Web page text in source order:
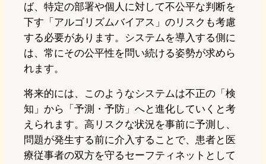
ば、特定の部署や個人に対して不公平な判断を
下す「アルゴリズムバイアス」のリスクも考慮
する必要があります。システムを導入する側に
は、常にその公平性を問い続ける姿勢が求めら
れます。
将来的には、このようなシステムは不正の「検
知」から「予測・予防」へと進化していくと考
えられます。高リスクな状況を事前に予測し、
問題が発生する前に介入することで、患者と医
療従事者の双方を守るセーフティネットとして